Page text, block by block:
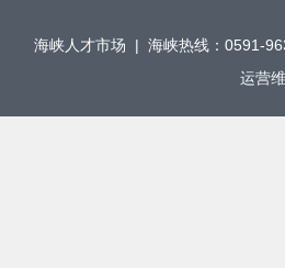
海峡人才市场 | 海峡热线：0591-
运营